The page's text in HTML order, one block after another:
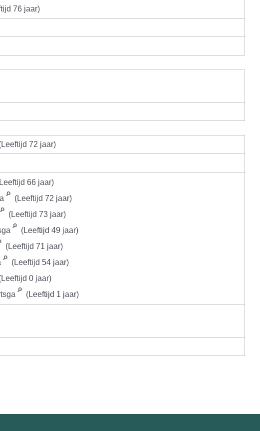
76 jaar)
72 jaar)
66 jaar)
(Leeftijd 72 jaar)
(Leeftijd 73 jaar)
(Leeftijd 49 jaar)
(Leeftijd 71 jaar)
(Leeftijd 54 jaar)
0 jaar)
(Leeftijd 1 jaar)